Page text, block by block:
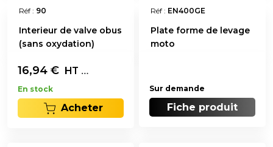
Réf : 90
Interieur de valve obus
(sans oxydation)
16,94 € HT Les 100
En stock
Acheter
Réf : EN400GE
Plate forme de levage
moto
Sur demande
Fiche produit